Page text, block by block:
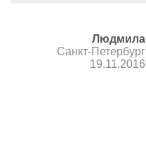
Людмила
Санкт-Петербург
19.11.2016